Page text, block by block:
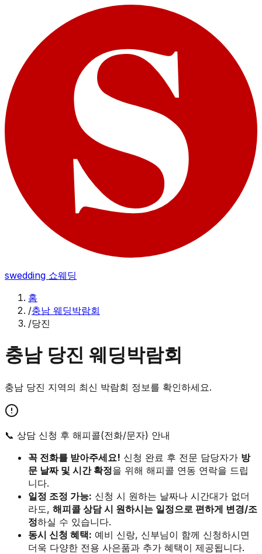
swedding 쇼웨딩
홈
/충남 웨딩박람회
/당진
충남 당진 웨딩박람회
충남 당진 지역의 최신 박람회 정보를 확인하세요.
📞 상담 신청 후 해피콜(전화/문자) 안내
꼭 전화를 받아주세요! 신청 완료 후 전문 담당자가 방
문 날짜 및 시간 확정을 위해 해피콜 연동 연락을 드립
니다.
일정 조정 가능: 신청 시 원하는 날짜나 시간대가 없더
라도, 해피콜 상담 시 원하시는 일정으로 편하게 변경/조
정하실 수 있습니다.
동시 신청 혜택: 예비 신랑, 신부님이 함께 신청하시면
더욱 다양한 전용 사은품과 추가 혜택이 제공됩니다.